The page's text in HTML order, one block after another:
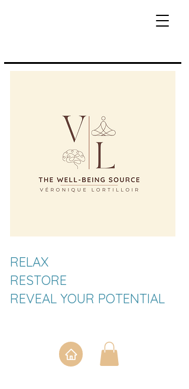
RELAX
RESTORE
REVEAL YOUR POTENTIAL